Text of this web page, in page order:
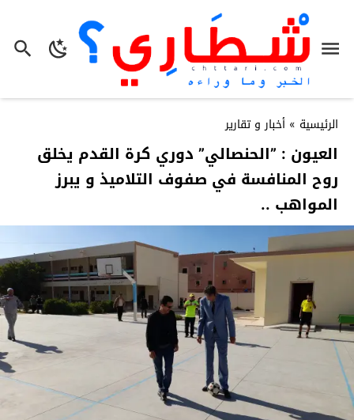
الرئيسية » أخبار و تقارير
العيون : ”الحنصالي” دوري كرة القدم يخلق
روح المنافسة في صفوف التلاميذ و يبرز
المواهب ..